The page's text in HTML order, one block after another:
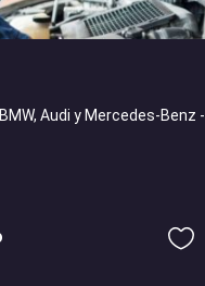
Audi y Mercedes-Benz -